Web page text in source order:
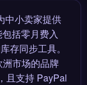
中小卖家提供
括零月费入
存同步工具。
洲市场的品牌
且支持 PayPal